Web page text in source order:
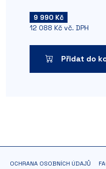
9 990 Kč
12 088 Kč vč. DPH
Přidat do
OCHRANA OSOBNÍCH ÚDAJŮ